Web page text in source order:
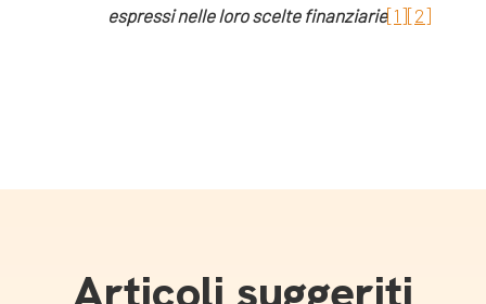
espressi nelle loro scelte finanziarie[1][2]